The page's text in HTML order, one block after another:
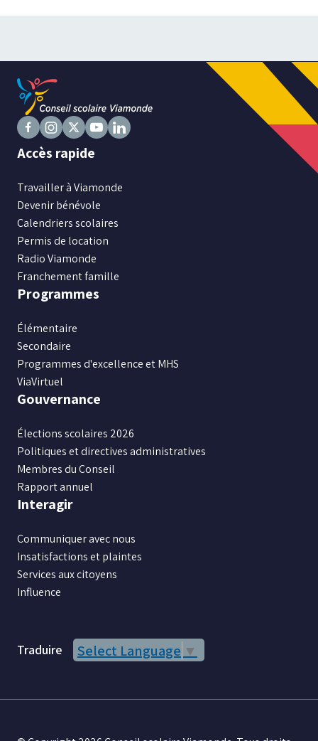
Suivez
sur
Facebook
Suivez
sur
Instagram
Suivez
nous
sur
X
Suivez
Youtube
sur
Accès rapide
Travailler à Viamonde
Devenir bénévole
Calendriers scolaires
Permis de location
Radio Viamonde
Franchement famille
Programmes
Élémentaire
Secondaire
Programmes d'excellence et MHS
ViaVirtuel
Gouvernance
Élections scolaires 2026
Politiques et directives administratives
Membres du Conseil
Rapport annuel
Interagir
Communiquer avec nous
Insatisfactions et plaintes
Services aux citoyens
Influence
Traduire Select Language ▼